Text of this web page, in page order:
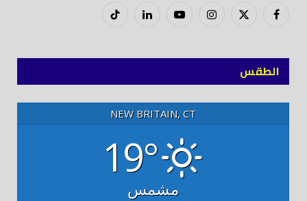
فيسبوكX
إنستغراميوتيوب لينكدود
تيك
الطقس
NEW BRITAIN, CT
19°
مشمس